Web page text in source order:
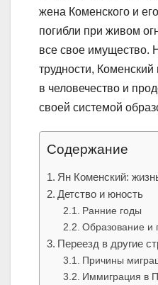
жена Коменского и
погибли при живом
все свое имущество.
трудности,
в человечество и
своей системой
Содержание
Ян Коменский:
Детство и юность
Ранние годы
Образование и
Переезд в другие
Причины
Иммиграция в